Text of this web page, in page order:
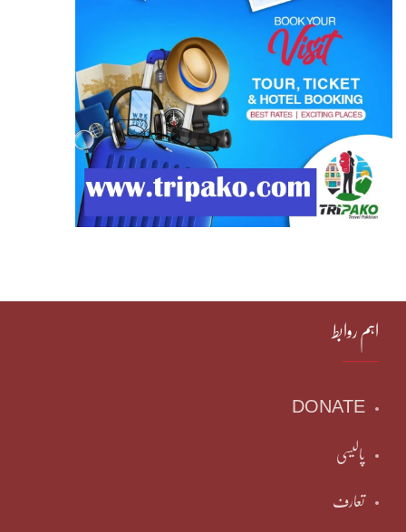
اہم روابط
DONATE
پالیسی
تعارف